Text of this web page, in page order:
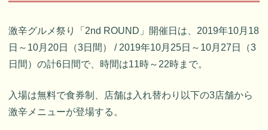
激辛グルメ祭り「2nd ROUND」開催日は、2019年10月18
日～10月20日（3日間） / 2019年10月25日～10月27日（3
日間）の計6日間で、時間は11時～22時まで。
入場は無料で食券制、店舗は入れ替わり以下の3店舗から
激辛メニューが登場する。